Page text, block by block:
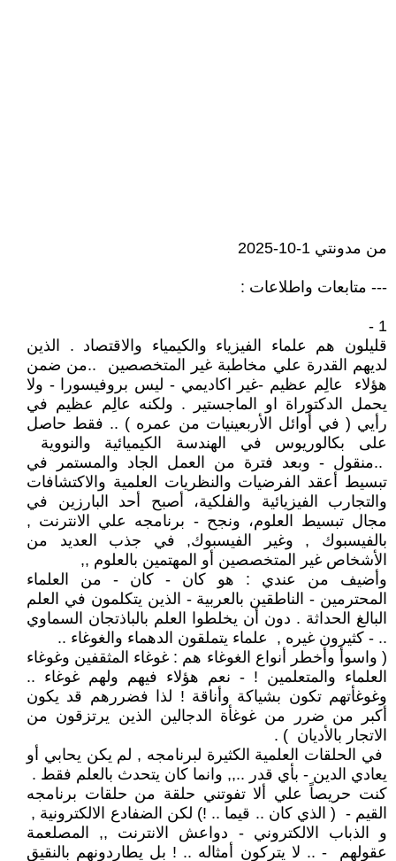
من مدونتي 1-10-2025
--- متابعات واطلاعات :
1 -
قليلون هم علماء الفيزياء والكيمياء والاقتصاد . الذين
لديهم القدرة علي مخاطبة غير المتخصصين ..من ضمن
هؤلاء عالِم عظيم -غير اكاديمي - ليس بروفيسورا - ولا
يحمل الدكتوراة او الماجستير . ولكنه عالِم عظيم في
رأيي ( في أوائل الأربعينيات من عمره ) .. فقط حاصل
على بكالوريوس في الهندسة الكيميائية والنووية
..منقول - وبعد فترة من العمل الجاد والمستمر في
تبسيط أعقد الفرضيات والنظريات العلمية والاكتشافات
والتجارب الفيزيائية والفلكية، أصبح أحد البارزين في
مجال تبسيط العلوم، ونجح - برنامجه علي الانترنت ,
بالفيسبوك , وغير الفيسبوك, في جذب العديد من
الأشخاص غير المتخصصين أو المهتمين بالعلوم ,,
وأضيف من عندي : هو كان - كان - من العلماء
المحترمين - الناطقين بالعربية - الذين يتكلمون في العلم
البالغ الحداثة . دون أن يخلطوا العلم بالباذتجان السماوي
.. - كثيرون غيره , علماء يتملقون الدهماء والغوغاء ..
( واسوأ وأخطر أنواع الغوغاء هم : غوغاء المثقفين وغوغاء
العلماء والمتعلمين ! - نعم هؤلاء فيهم ولهم غوغاء ..
وغوغأتهم تكون بشياكة وأناقة ! لذا فضررهم قد يكون
أكبر من ضرر من غوغأة الدجالين الذين يرتزقون من
الاتجار بالأديان ) .
في الحلقات العلمية الكثيرة لبرنامجه , لم يكن يحابي أو
يعادي الدين - بأي قدر ..,, وانما كان يتحدث بالعلم فقط .
كنت حريصاً علي ألا تفوتني حلقة من حلقات برنامجه
القيم - ( الذي كان .. قيما .. !) لكن الضفادع الالكترونية ,
و الذباب الالكتروني - دواعش الانترنت ,, المصلعمة
عقولهم - .. لا يتركون أمثاله .. ! بل يطاردونهم بالنقيق